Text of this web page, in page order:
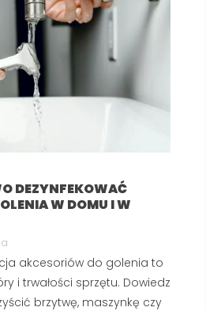
DEZYNFEKOWAĆ
W DOMU I W
akcesoriów do golenia to
i trwałości sprzętu. Dowiedz
brzytwę, maszynkę czy